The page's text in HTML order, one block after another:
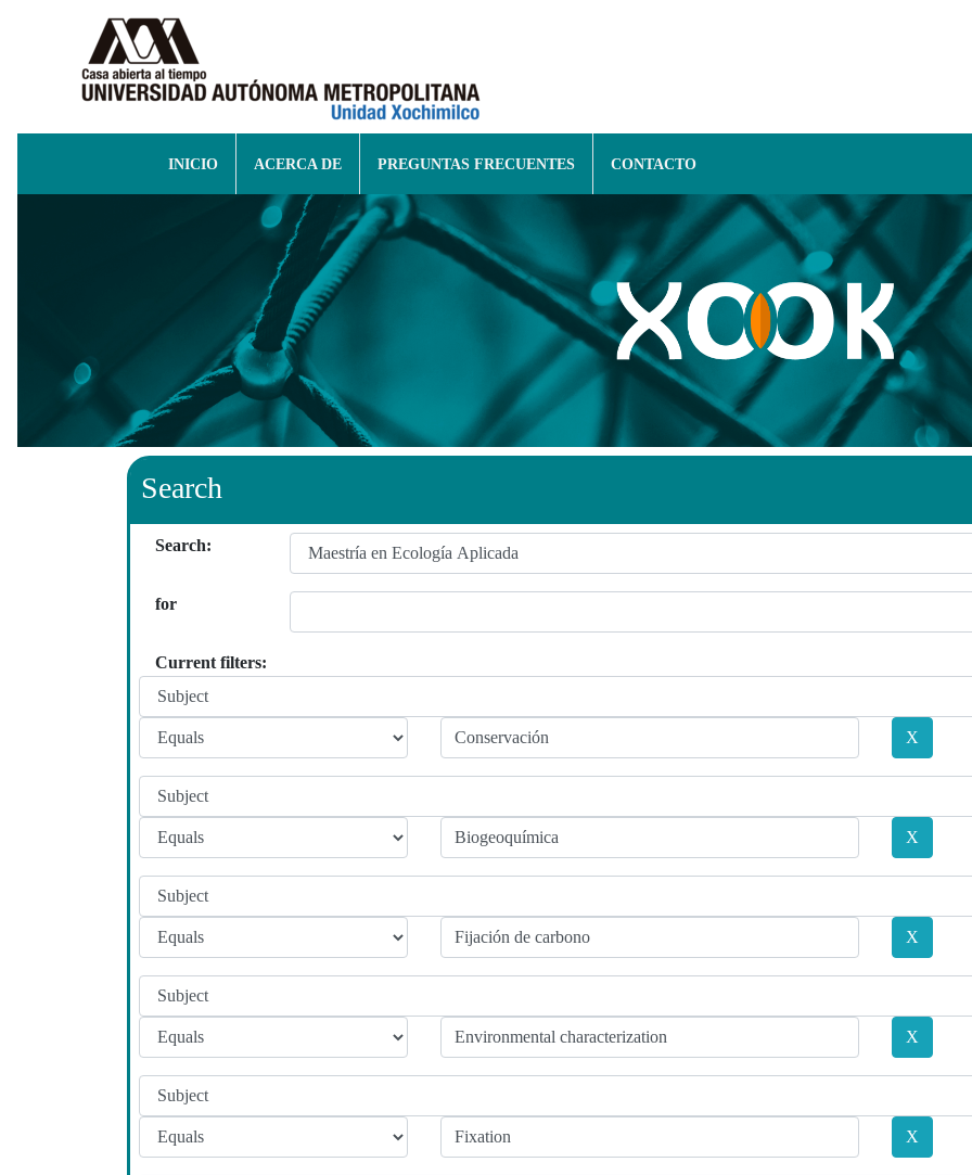
INICIO ACERCA DE PREGUNTAS FRECUENTES CONTACTO
Search
Search:
for
Current filters: